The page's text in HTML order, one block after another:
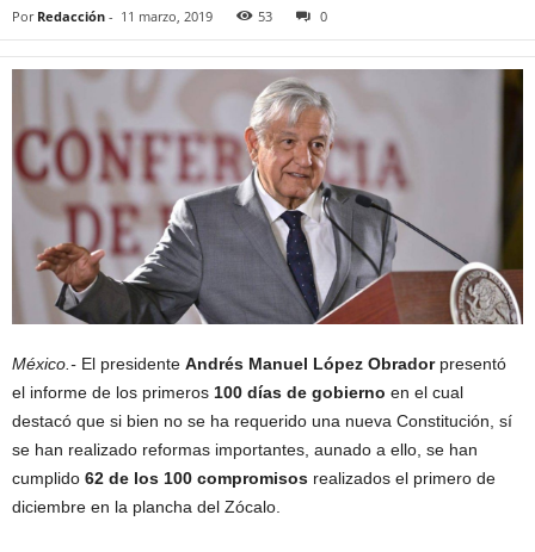
Por Redacción - 11 marzo, 2019 53 0
México.- El presidente Andrés Manuel López Obradorpresentó
el informe de los primeros 100 días de gobierno en el cual
destacó que si bien no se ha requerido una nueva Constitución, sí
se han realizado reformas importantes, aunado a ello, se han
cumplido 62 de los 100 compromisos realizados el primero de
diciembre en la plancha del Zócalo.